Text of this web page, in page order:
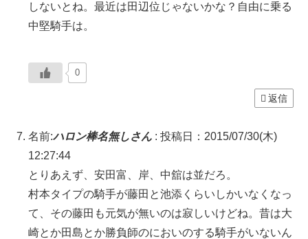
しないとね。最近は田辺位じゃないかな？自由に乗る
中堅騎手は。
0
返信
名前:ハロン棒名無しさん : 投稿日：2015/07/30(木)
12:27:44
とりあえず、安田富、岸、中舘は並だろ。
村本タイプの騎手が藤田と池添くらいしかいなくなっ
て、その藤田も元気が無いのは寂しいけどね。昔は大
崎とか田島とか勝負師のにおいのする騎手がいないん